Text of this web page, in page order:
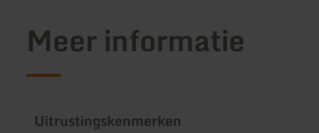
Meer informatie
Uitrustingskenmerken